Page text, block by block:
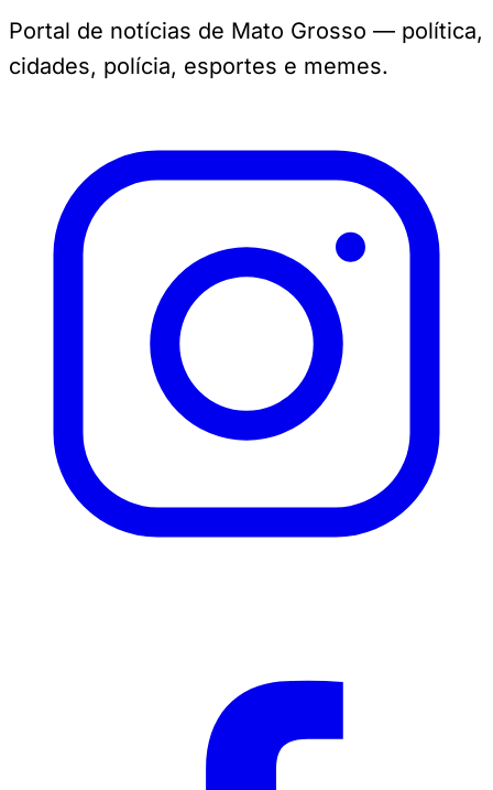
Portal de notícias de Mato Grosso — política,
cidades, polícia, esportes e memes.